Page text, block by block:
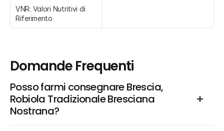
VNR: Valori Nutritivi di
Riferimento
Domande Frequenti
Posso farmi consegnare Brescia,
Robiola Tradizionale Bresciana
Nostrana?